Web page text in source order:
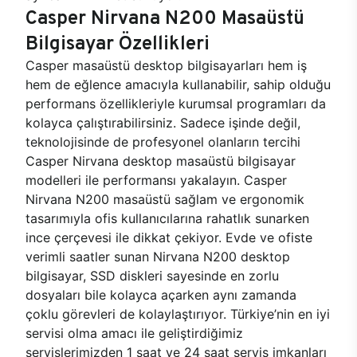
Casper Nirvana N200 Masaüstü
Bilgisayar Özellikleri
Casper masaüstü desktop bilgisayarları hem iş
hem de eğlence amacıyla kullanabilir, sahip olduğu
performans özellikleriyle kurumsal programları da
kolayca çalıştırabilirsiniz. Sadece işinde değil,
teknolojisinde de profesyonel olanların tercihi
Casper Nirvana desktop masaüstü bilgisayar
modelleri ile performansı yakalayın. Casper
Nirvana N200 masaüstü sağlam ve ergonomik
tasarımıyla ofis kullanıcılarına rahatlık sunarken
ince çerçevesi ile dikkat çekiyor. Evde ve ofiste
verimli saatler sunan Nirvana N200 desktop
bilgisayar, SSD diskleri sayesinde en zorlu
dosyaları bile kolayca açarken aynı zamanda
çoklu görevleri de kolaylaştırıyor. Türkiye’nin en iyi
servisi olma amacı ile geliştirdiğimiz
servislerimizden 1 saat ve 24 saat servis imkanları